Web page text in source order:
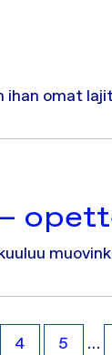
ihan omat
4 5 …